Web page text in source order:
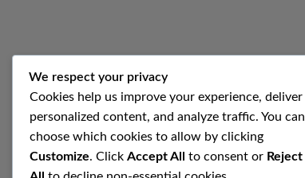
We respect your privacy
Cookies help us improve your experience, deliver
personalized content, and analyze traffic. You can
choose which cookies to allow by clicking
Customize. Click Accept All to consent or Reject